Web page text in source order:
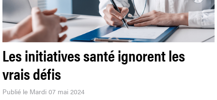
Les initiatives santé ignorent les
vrais défis
Publié le Mardi 07 mai 2024